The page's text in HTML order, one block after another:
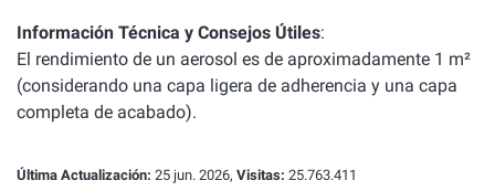
Información Técnica y Consejos Útiles:
El rendimiento de un aerosol es de aproximadamente 1 m²
(considerando una capa ligera de adherencia y una capa
completa de acabado).
Última Actualización: 25 jun. 2026, Visitas: 25.763.411